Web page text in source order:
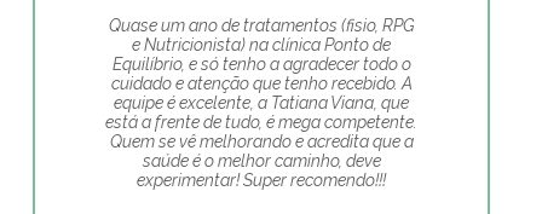
Quase um ano de tratamentos (fisio, RPG
e Nutricionista) na clínica Ponto de
Equilíbrio, e só tenho a agradecer todo o
cuidado e atenção que tenho recebido. A
equipe é excelente, a Tatiana Viana, que
está a frente de tudo, é mega competente.
Quem se vê melhorando e acredita que a
saúde é o melhor caminho, deve
experimentar! Super recomendo!!!